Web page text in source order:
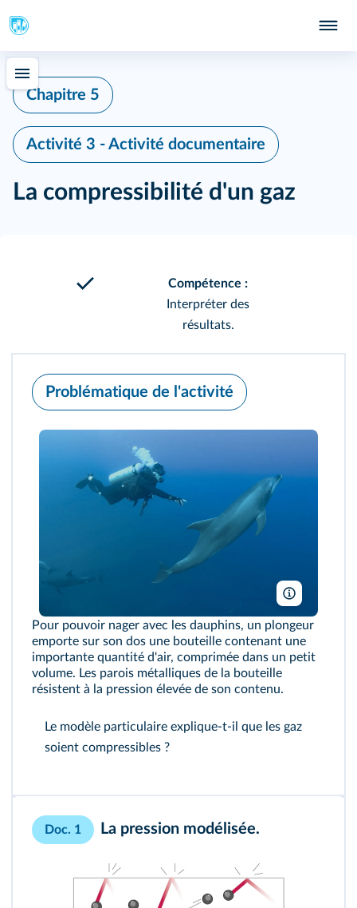
Chapitre 5
Activité 3 - Activité documentaire
La compressibilité d'un gaz
Compétence :
Interpréter des
résultats.
Problématique de l'activité
Pour pouvoir nager avec les dauphins, un plongeur
emporte sur son dos une bouteille contenant une
importante quantité d'air, comprimée dans un petit
volume. Les parois métalliques de la bouteille
résistent à la pression élevée de son contenu.
Le modèle particulaire explique-t-il que les gaz
soient compressibles ?
Doc. 1 La pression modélisée.